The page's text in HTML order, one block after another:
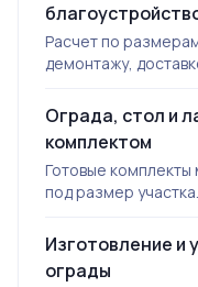
Расчет по
демонтажу,
Ограда, стол и
комплектом
Готовые
под размер участка.
Изготовление и
ограды